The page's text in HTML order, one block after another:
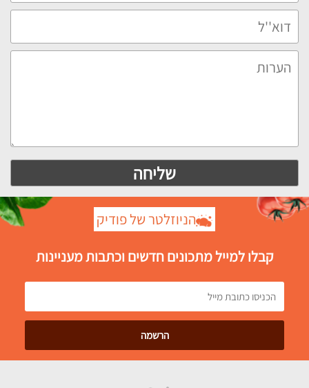
הניוזלטר של פודיק
קבלו למייל מתכונים חדשים וכתבות מעניינות